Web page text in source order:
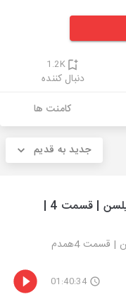
1.2K
دنبال کننده
کامنت ها
جدید به قدیم
اپیزود 16 | دنیس نیلسن | قسمت 4 |
اپیزود 16 | دنیس نیلسن | قسمت 4همدم
01:40:34